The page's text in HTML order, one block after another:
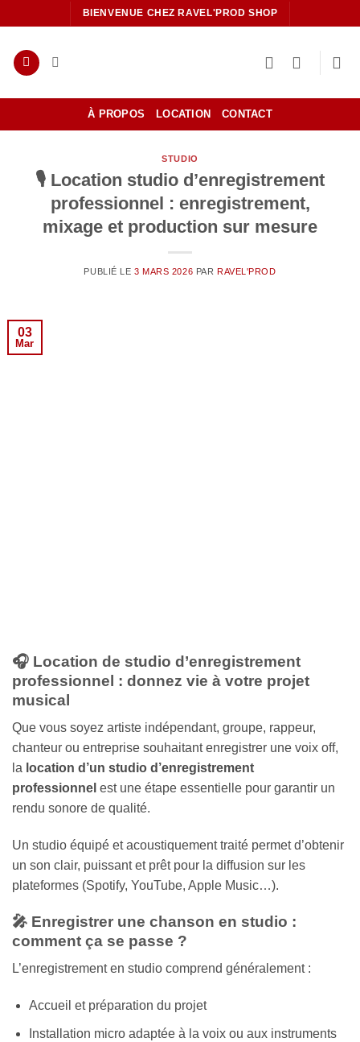
au
contenu
BIENVENUE CHEZ RAVEL'PROD SHOP
À PROPOS LOCATION CONTACT
STUDIO
🎙️ Location studio d’enregistrement
professionnel : enregistrement,
mixage et production sur mesure
PUBLIÉ LE 3 MARS 2026 PAR RAVEL'PROD
03
Mar
🎧 Location de studio d’enregistrement
professionnel : donnez vie à votre projet
musical
Que vous soyez artiste indépendant, groupe, rappeur,
chanteur ou entreprise souhaitant enregistrer une voix off,
la location d’un studio d’enregistrement
professionnel est une étape essentielle pour garantir un
rendu sonore de qualité.
Un studio équipé et acoustiquement traité permet d’obtenir
un son clair, puissant et prêt pour la diffusion sur les
plateformes (Spotify, YouTube, Apple Music…).
🎤 Enregistrer une chanson en studio :
comment ça se passe ?
L’enregistrement en studio comprend généralement :
Accueil et préparation du projet
Installation micro adaptée à la voix ou aux instruments